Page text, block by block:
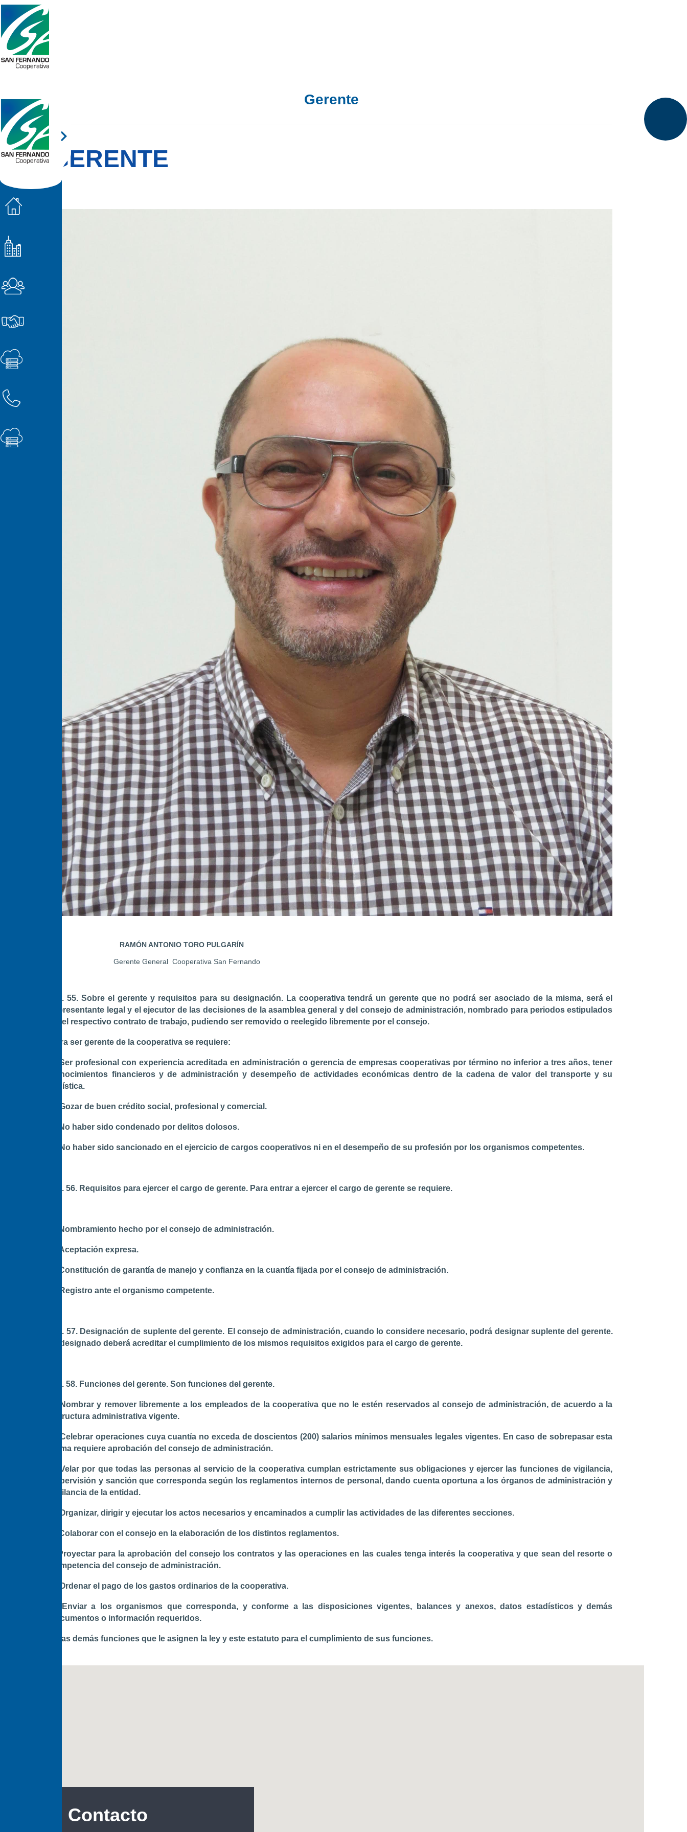
Gerente
GERENTE
RAMÓN ANTONIO TORO PULGARÍN
Gerente General Cooperativa San Fernando
Art. 55. Sobre el gerente y requisitos para su designación.La cooperativa tendrá un gerente que no podrá ser asociado de la misma, será el
representante legal y el ejecutor de las decisiones de la asamblea general y del consejo de administración, nombrado para periodos estipulados
en el respectivo contrato de trabajo, pudiendo ser removido o reelegido libremente por el consejo.
Para ser gerente de la cooperativa se requiere:
a. Ser profesional con experiencia acreditada en administración o gerencia de empresas cooperativas por término no inferior a tres años, tener
conocimientos financieros y de administración y desempeño de actividades económicas dentro de la cadena de valor del transporte y su
logística.
b. Gozar de buen crédito social, profesional y comercial.
c. No haber sido condenado por delitos dolosos.
d. No haber sido sancionado en el ejercicio de cargos cooperativos ni en el desempeño de su profesión por los organismos competentes.
Art. 56. Requisitos para ejercer el cargo de gerente. Para entrar a ejercer el cargo de gerente se requiere.
a. Nombramiento hecho por el consejo de administración.
b. Aceptación expresa.
c. Constitución de garantía de manejo y confianza en la cuantía fijada por el consejo de administración.
d. Registro ante el organismo competente.
Art. 57. Designación de suplente del gerente. El consejo de administración, cuando lo considere necesario, podrá designar suplente del gerente.
El designado deberá acreditar el cumplimiento de los mismos requisitos exigidos para el cargo de gerente.
Art. 58. Funciones del gerente. Son funciones del gerente.
a. Nombrar y remover libremente a los empleados de la cooperativa que no le estén reservados al consejo de administración, de acuerdo a la
estructura administrativa vigente.
b. Celebrar operaciones cuya cuantía no exceda de doscientos (200) salarios mínimos mensuales legales vigentes. En caso de sobrepasar esta
suma requiere aprobación del consejo de administración.
c. Velar por que todas las personas al servicio de la cooperativa cumplan estrictamente sus obligaciones y ejercer las funciones de vigilancia,
supervisión y sanción que corresponda según los reglamentos internos de personal, dando cuenta oportuna a los órganos de administración y
vigilancia de la entidad.
d. Organizar, dirigir y ejecutar los actos necesarios y encaminados a cumplir las actividades de las diferentes secciones.
e. Colaborar con el consejo en la elaboración de los distintos reglamentos.
f. Proyectar para la aprobación del consejo los contratos y las operaciones en las cuales tenga interés la cooperativa y que sean del resorte o
competencia del consejo de administración.
g. Ordenar el pago de los gastos ordinarios de la cooperativa.
h. Enviar a los organismos que corresponda, y conforme a las disposiciones vigentes, balances y anexos, datos estadísticos y demás
documentos o información requeridos.
i. Las demás funciones que le asignen la ley y este estatuto para el cumplimiento de sus funciones.
Contacto